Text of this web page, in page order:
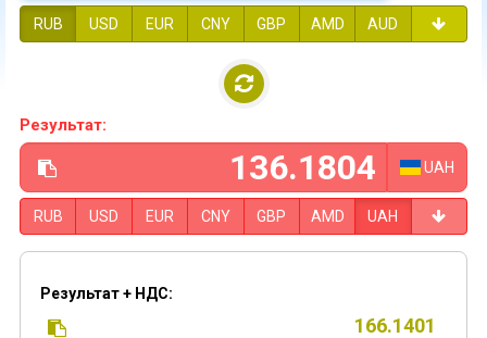
RUB USD EUR CNY GBP AMD AUD
Результат:
UAH
RUB USD EUR CNY GBP AMD UAH
Результат + НДС: